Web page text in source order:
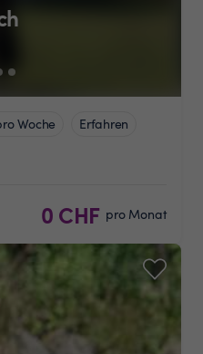
Woche
Erfahren
0 CHF pro Monat